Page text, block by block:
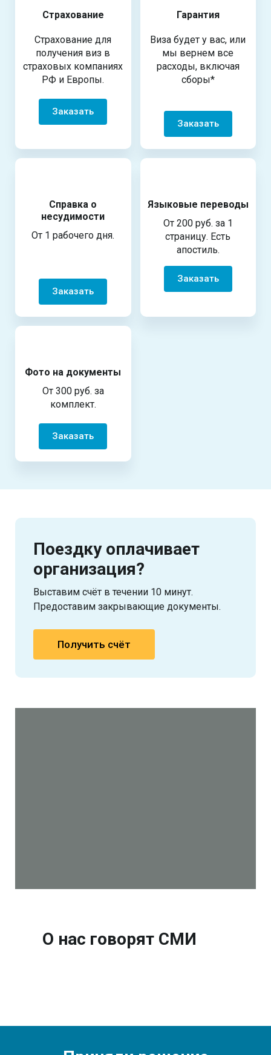
Страхование
Страхование для
получения виз в
страховых компаниях
РФ и Европы.
Заказать
Гарантия
Виза будет у вас, или
мы вернем все
расходы, включая
сборы*
Заказать
Справка о
несудимости
От 1 рабочего дня.
Заказать
Языковые переводы
От 200 руб. за 1
страницу. Есть
апостиль.
Заказать
Фото на документы
От 300 руб. за
комплект.
Заказать
Поездку оплачивает
организация?
Выставим счёт в течении 10 минут.
Предоставим закрывающие документы.
Получить счёт
О нас говорят СМИ